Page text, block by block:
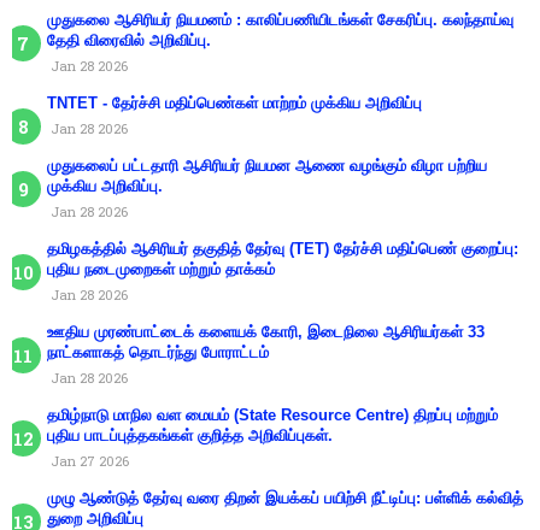
முதுகலை ஆசிரியர் நியமனம் : காலிப்பணியிடங்கள் சேகரிப்பு. கலந்தாய்வு
தேதி விரைவில் அறிவிப்பு.
Jan 28 2026
TNTET - தேர்ச்சி மதிப்பெண்கள் மாற்றம் முக்கிய அறிவிப்பு
Jan 28 2026
முதுகலைப் பட்டதாரி ஆசிரியர் நியமன ஆணை வழங்கும் விழா பற்றிய
முக்கிய அறிவிப்பு.
Jan 28 2026
தமிழகத்தில் ஆசிரியர் தகுதித் தேர்வு (TET) தேர்ச்சி மதிப்பெண் குறைப்பு:
புதிய நடைமுறைகள் மற்றும் தாக்கம்
Jan 28 2026
ஊதிய முரண்பாட்டைக் களையக் கோரி, இடைநிலை ஆசிரியர்கள் 33
நாட்களாகத் தொடர்ந்து போராட்டம்
Jan 28 2026
தமிழ்நாடு மாநில வள மையம் (State Resource Centre) திறப்பு மற்றும்
புதிய பாடப்புத்தகங்கள் குறித்த அறிவிப்புகள்.
Jan 27 2026
முழு ஆண்டுத் தேர்வு வரை திறன் இயக்கப் பயிற்சி நீட்டிப்பு: பள்ளிக் கல்வித்
துறை அறிவிப்பு